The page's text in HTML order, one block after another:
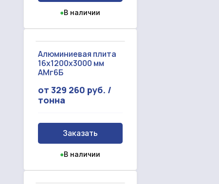
●В наличии
Алюминиевая плита
16x1200x3000 мм
АМг6Б
от 329 260 руб. /
тонна
Заказать
●В наличии